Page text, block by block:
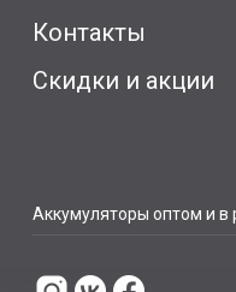
Контакты
Скидки и акции
Аккумуляторы оптом и в